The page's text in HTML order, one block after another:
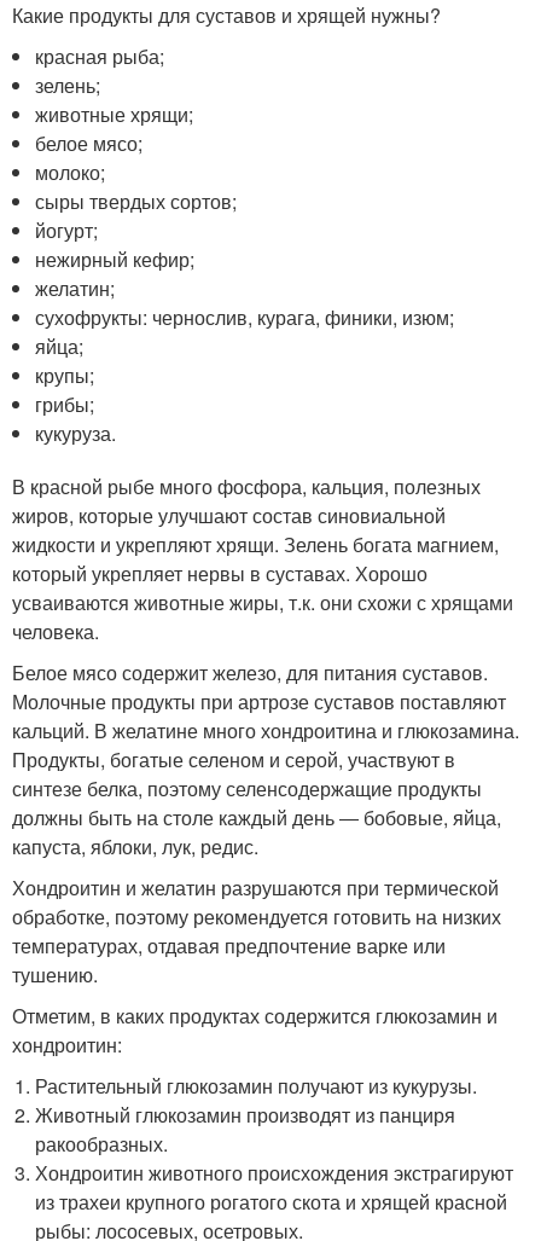
Какие продукты для суставов и хрящей нужны?
красная рыба;
зелень;
животные хрящи;
белое мясо;
молоко;
сыры твердых сортов;
йогурт;
нежирный кефир;
желатин;
сухофрукты: чернослив, курага, финики, изюм;
яйца;
крупы;
грибы;
кукуруза.
В красной рыбе много фосфора, кальция, полезных
жиров, которые улучшают состав синовиальной
жидкости и укрепляют хрящи. Зелень богата магнием,
который укрепляет нервы в суставах. Хорошо
усваиваются животные жиры, т.к. они схожи с хрящами
человека.
Белое мясо содержит железо, для питания суставов.
Молочные продукты при артрозе суставов поставляют
кальций. В желатине много хондроитина и глюкозамина.
Продукты, богатые селеном и серой, участвуют в
синтезе белка, поэтому селенсодержащие продукты
должны быть на столе каждый день ― бобовые, яйца,
капуста, яблоки, лук, редис.
Хондроитин и желатин разрушаются при термической
обработке, поэтому рекомендуется готовить на низких
температурах, отдавая предпочтение варке или
тушению.
Отметим, в каких продуктах содержится глюкозамин и
хондроитин:
Растительный глюкозамин получают из кукурузы.
Животный глюкозамин производят из панциря
ракообразных.
Хондроитин животного происхождения экстрагируют
из трахеи крупного рогатого скота и хрящей красной
рыбы: лососевых, осетровых.